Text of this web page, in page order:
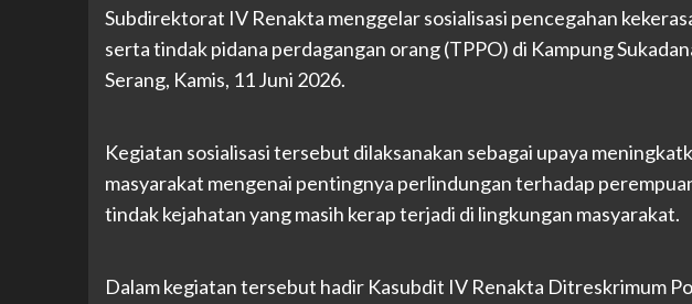
Subdirektorat IV Renakta menggelar sosialisasi pencegahan
serta tindak pidana perdagangan orang (TPPO) di Kampung
Serang, Kamis, 11 Juni 2026.
Kegiatan sosialisasi tersebut dilaksanakan sebagai upaya
masyarakat mengenai pentingnya perlindungan terhadap
tindak kejahatan yang masih kerap terjadi di lingkungan masyarakat.
Dalam kegiatan tersebut hadir Kasubdit IV Renakta Ditreskrimum